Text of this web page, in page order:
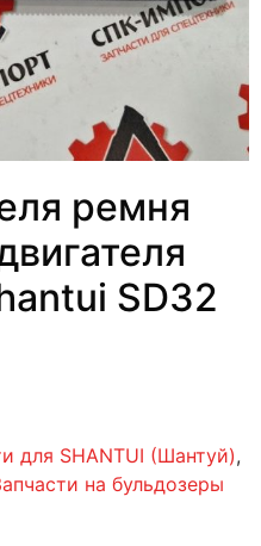
ремня
SD32
для SHANTUI (Шантуй),
на бульдозеры